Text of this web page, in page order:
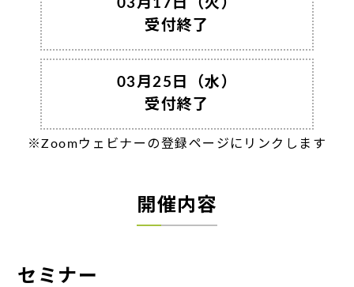
03月17日（火）
受付終了
03月25日（水）
受付終了
※Zoomウェビナーの登録ページにリンクします
開催内容
セミナー